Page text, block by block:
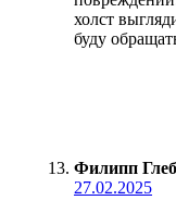
холст
буду
Филипп
27.02.2025